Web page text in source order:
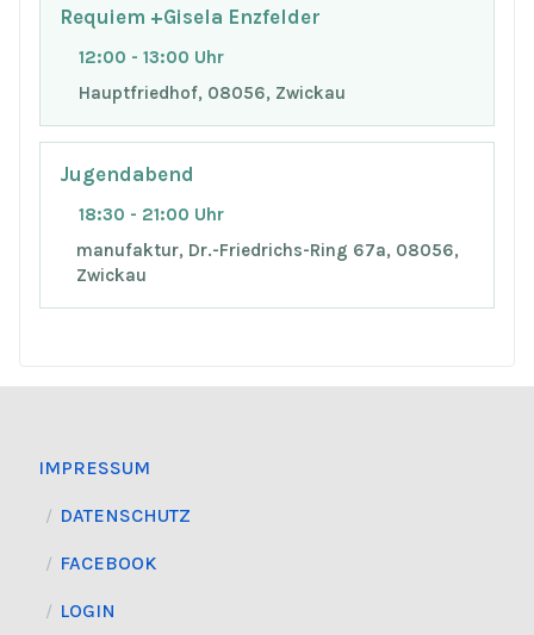
Requiem +Gisela Enzfelder
12:00 - 13:00 Uhr
Hauptfriedhof, 08056, Zwickau
Jugendabend
18:30 - 21:00 Uhr
manufaktur, Dr.-Friedrichs-Ring 67a, 08056,
Zwickau
IMPRESSUM
DATENSCHUTZ
FACEBOOK
LOGIN